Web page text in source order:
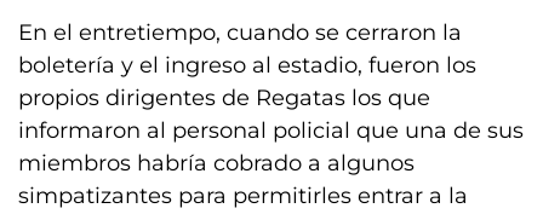
En el entretiempo, cuando se cerraron la
boletería y el ingreso al estadio, fueron los
propios dirigentes de Regatas los que
informaron al personal policial que una de sus
miembros habría cobrado a algunos
simpatizantes para permitirles entrar a la